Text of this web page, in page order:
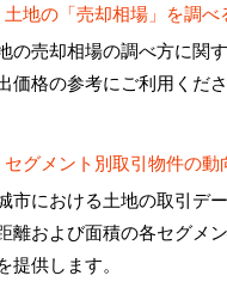
土地の「売却相場」を調べ
の売却相場の調べ方に関
価格の参考にご利用くださ
セグメント別取引物件の動
市における土地の取引デ
離および面積の各セグメ
提供します。